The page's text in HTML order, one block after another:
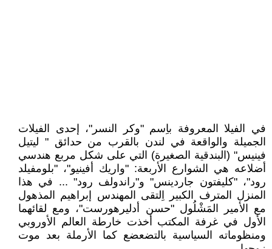
في الفيلا المعروفة باِسم "وكر النسر"، إحدى الفيلات
الجميلة والواقعة في لندن بالقرب من حدائق " ليتيل
فينيس" (البندقية الصغيرة) التي على شكل مربع هندسي
أضلاعه هي الشوارع الأربعة: "واريك أفينيو"، "بلومفيلد
رود"، "كليفتون جاردينس" و"راندولف رود" ... في هذا
المنزل المترف الكبير اِلتقى المهندس إبراهيم المذهول
مع الأمير المَشْلُول "حسن أدليرهورست"، ومع لقائهما
الأول في غرفة المكتب أخذت خارطة العالم الأوروبي
ومنظوماته السياسية بالتضعضع كما الأرملة بعد موت